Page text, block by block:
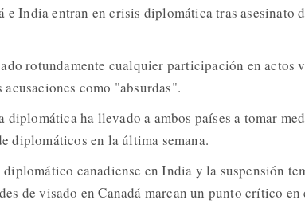
e India entran en crisis diplomática tras asesinato
rotundamente cualquier participación en actos
como "absurdas".
diplomática ha llevado a ambos países a tomar
diplomáticos en la última semana.
canadiense en India y la suspensión
de visado en Canadá marcan un punto crítico en